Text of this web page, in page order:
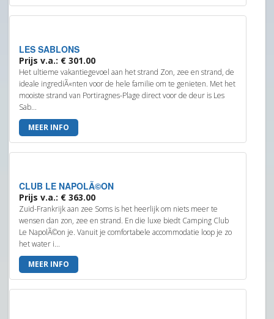
LES SABLONS
Prijs v.a.: € 301.00
Het ultieme vakantiegevoel aan het strand Zon, zee en strand, de
ideale ingrediÃ«nten voor de hele familie om te genieten. Met het
mooiste strand van Portiragnes-Plage direct voor de deur is Les
Sab...
MEER INFO
CLUB LE NAPOLÃ©ON
Prijs v.a.: € 363.00
Zuid-Frankrijk aan zee Soms is het heerlijk om niets meer te
wensen dan zon, zee en strand. En die luxe biedt Camping Club
Le NapolÃ©on je. Vanuit je comfortabele accommodatie loop je zo
het water i...
MEER INFO